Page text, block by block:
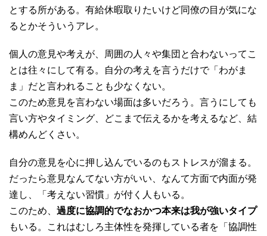
とする所がある。有給休暇取りたいけど同僚の目が気にな
るとかそういうアレ。
個人の意見や考えが、周囲の人々や集団と合わないってこ
とは往々にして有る。自分の考えを言うだけで「わがま
ま」だと言われることも少なくない。
このため意見を言わない場面は多いだろう。言うにしても
言い方やタイミング、どこまで伝えるかを考えるなど、結
構めんどくさい。
自分の意見を心に押し込んでいるのもストレスが溜まる。
だったら意見なんてない方がいい、なんて方面で内面が発
達し、「考えない習慣」が付く人もいる。
このため、 過度に協調的でなおかつ本来は我が強いタイプ
もいる。これはむしろ主体性を発揮している者を「協調性